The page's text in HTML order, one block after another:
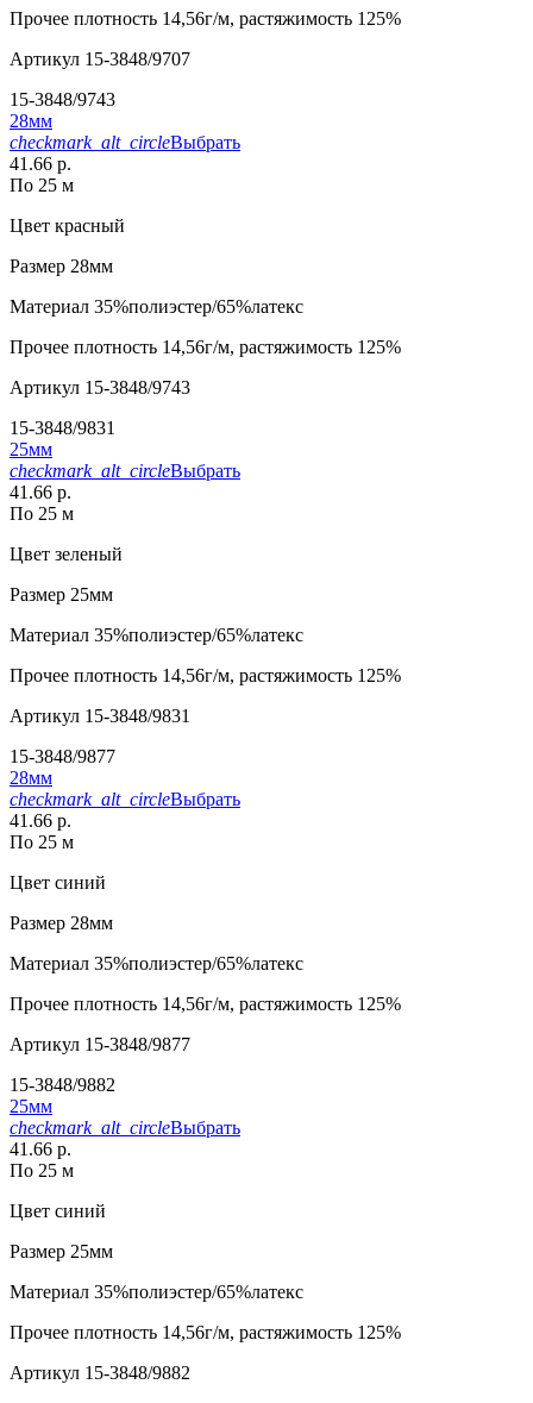
Прочее плотность 14,56г/м, растяжимость 125%
Артикул 15-3848/9707
15-3848/9743
28мм
checkmark_alt_circleВыбрать
41.66 р.
По 25 м
Цвет красный
Размер 28мм
Материал 35%полиэстер/65%латекс
Прочее плотность 14,56г/м, растяжимость 125%
Артикул 15-3848/9743
15-3848/9831
25мм
checkmark_alt_circleВыбрать
41.66 р.
По 25 м
Цвет зеленый
Размер 25мм
Материал 35%полиэстер/65%латекс
Прочее плотность 14,56г/м, растяжимость 125%
Артикул 15-3848/9831
15-3848/9877
28мм
checkmark_alt_circleВыбрать
41.66 р.
По 25 м
Цвет синий
Размер 28мм
Материал 35%полиэстер/65%латекс
Прочее плотность 14,56г/м, растяжимость 125%
Артикул 15-3848/9877
15-3848/9882
25мм
checkmark_alt_circleВыбрать
41.66 р.
По 25 м
Цвет синий
Размер 25мм
Материал 35%полиэстер/65%латекс
Прочее плотность 14,56г/м, растяжимость 125%
Артикул 15-3848/9882